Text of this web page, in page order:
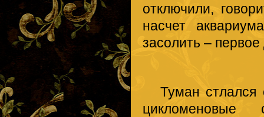
отключили,
насчет
засолить –
Туман стлался
цикломеновые